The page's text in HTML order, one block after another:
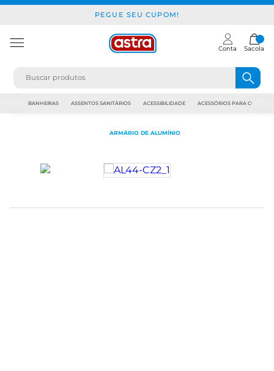
PEGUE SEU CUPOM!
Conta Sacola
BANHEIRAS ASSENTOS SANITÁRIOS ACESSIBILIDADE ACESSÓRIOS PARA
ARMÁRIO DE ALUMÍNIO